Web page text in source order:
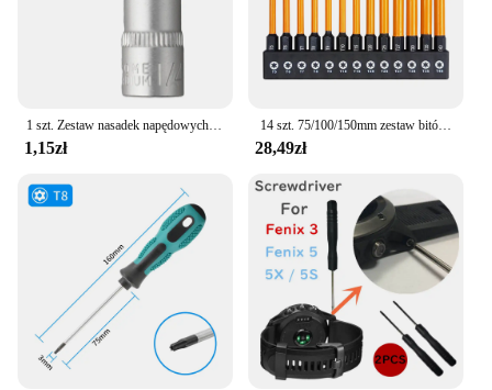
1 szt. Zestaw nasadek napędowych Bity wkrętakowe Torx 1/4 cala Adapter nasadowy klucza T15 T20 T25 T27 T30 T40 Narzędzia ręczne
1,15zł
​ 14 szt. 75/100/150mm zestaw bitów udarowych Torx z uchwytem wkrętaka T5-T40 wkrętak gwiazdkowy zestaw bitów Torx odpornych na manipulacje
28,49zł